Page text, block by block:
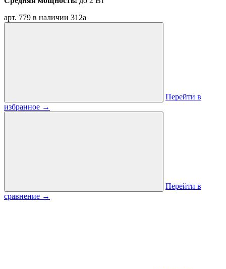
арт. 779 в наличии 312a
Перейти в
избранное →
Перейти в
сравнение →